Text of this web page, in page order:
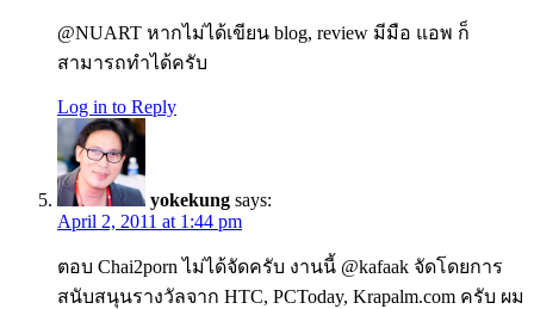
@NUART หากไม่ได้เขียน blog, review มีมือ แอพ ก็
สามารถทำได้ครับ
Log in to Reply
yokekung says:
April 2, 2011 at 1:44 pm
ตอบ Chai2porn ไม่ได้จัดครับ งานนี้ @kafaak จัดโดยการ
สนับสนุนรางวัลจาก HTC, PCToday, Krapalm.com ครับ ผม